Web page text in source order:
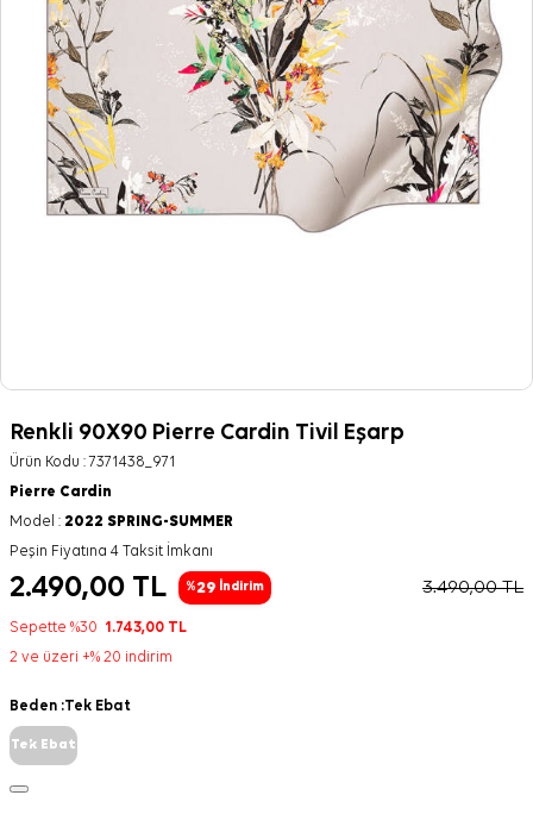
Renkli 90X90 Pierre Cardin Tivil Eşarp
Ürün Kodu :7371438_971
Pierre Cardin
Model : 2022 SPRING-SUMMER
Peşin Fiyatına 4 Taksit İmkanı
2.490,00 TL %29 İndirim 3.490,00TL
Sepette %30 1.743,00 TL
2 ve üzeri +% 20 indirim
Beden :Tek Ebat
Tek Ebat